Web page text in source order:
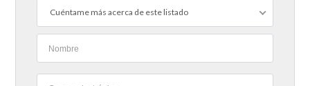
Cuéntame más acerca de este listado